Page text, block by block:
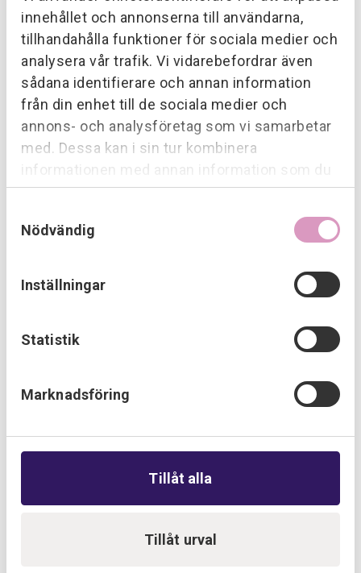
innehållet och annonserna till användarna,
tillhandahålla funktioner för sociala medier och
analysera vår trafik. Vi vidarebefordrar även
sådana identifierare och annan information
från din enhet till de sociala medier och
annons- och analysföretag som vi samarbetar
med. Dessa kan i sin tur kombinera
informationen med annan information som du
har tillhandahållit eller som de har samlat in när
Nödvändig
Inställningar
Statistik
Marknadsföring
Tillåt alla
Tillåt urval
Stefan Baljak
Serviceledare Malmö
stefan.baljak@provektor.se
mycket mer än ett jobb. Hos oss blir du en viktig spelare i
gemensamma mål där alla hjälper alla. Vi är nämligen
övertygade om att du gör ett bättre jobb om du trivs och